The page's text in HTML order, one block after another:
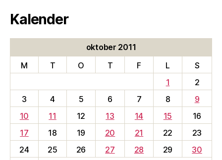
Kalender
oktober 2011
M
T O T F L
S
1
2
3
4 5 6 7 8
9
10
11 12 13 14 15
16
17
18 19 20 21 22
23
24
25 26 27 28 29 30